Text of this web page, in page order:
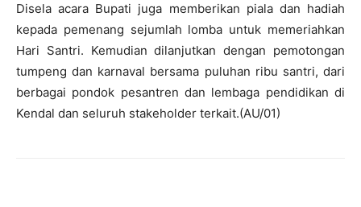
Disela acara Bupati juga memberikan piala dan hadiah
kepada pemenang sejumlah lomba untuk memeriahkan
Hari Santri. Kemudian dilanjutkan dengan pemotongan
tumpeng dan karnaval bersama puluhan ribu santri, dari
berbagai pondok pesantren dan lembaga pendidikan di
Kendal dan seluruh stakeholder terkait.(AU/01)